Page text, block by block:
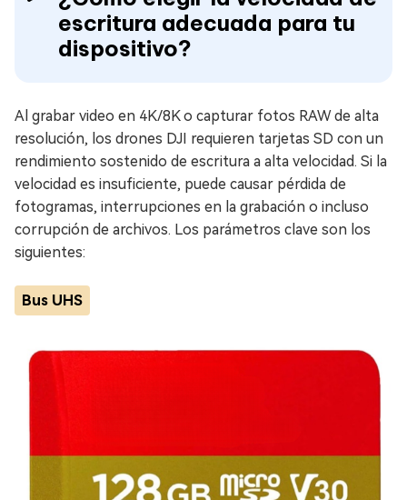
escritura adecuada para tu
dispositivo?
Al grabar video en 4K/8K o capturar fotos RAW de alta
resolución, los drones DJI requieren tarjetas SD con un
rendimiento sostenido de escritura a alta velocidad. Si la
velocidad es insuficiente, puede causar pérdida de
fotogramas, interrupciones en la grabación o incluso
corrupción de archivos. Los parámetros clave son los
siguientes:
Bus UHS